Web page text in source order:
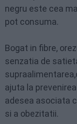
negru este cea
pot consuma.
Bogat in fibre,
senzatia de
ajuta la
adesea asociata
si a obezitatii.